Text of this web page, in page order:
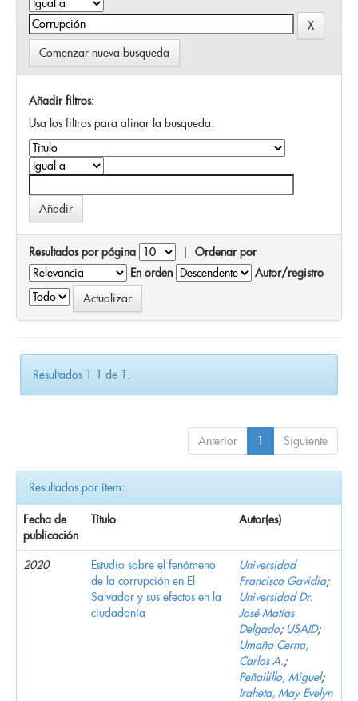
Comenzar nueva busqueda
Añadir filtros:
Usa los filtros para afinar la busqueda.
Resultados por página | Ordenar por
En orden
Autor/registro
Resultados 1-1 de 1.
Anterior 1 Siguiente
Resultados por ítem:
Fecha de
publicación
Título Autor(es)
2020
Estudio sobre el fenómeno
de la corrupción en El
Salvador y sus efectos en la
ciudadanía
Universidad
Francisco Gavidia;
Universidad Dr.
José Matías
Delgado; USAID;
Umaña Cerna,
Carlos A.;
Peñailillo, Miguel;
Iraheta, May Evelyn